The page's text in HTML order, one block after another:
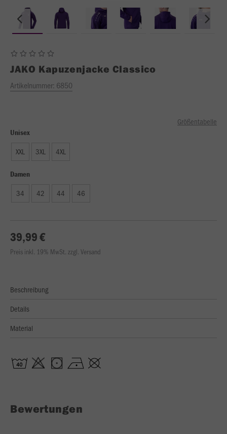
JAKO Kapuzenjacke Classico
Artikelnummer: 6850
Größentabelle
Unisex
XXL 3XL 4XL
Damen
34 42 44 46
39,99 €
Preis inkl. 19% MwSt. zzgl. Versand
Beschreibung
Details
Material
Bewertungen